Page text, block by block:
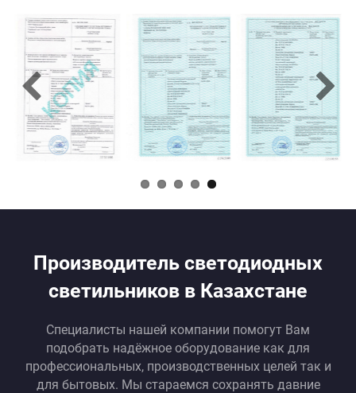
Производитель светодиодных
светильников в Казахстане
Специалисты нашей компании помогут Вам
подобрать надёжное оборудование как для
профессиональных, производственных целей так и
для бытовых. Мы стараемся сохранять давние